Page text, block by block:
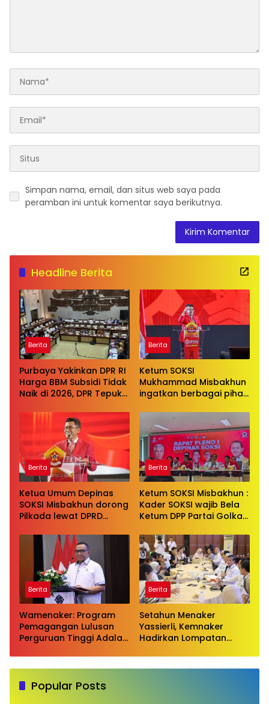
Simpan nama, email, dan situs web saya pada
peramban ini untuk komentar saya berikutnya.
Headline Berita
Berita
Purbaya Yakinkan DPR RI
Harga BBM Subsidi Tidak
Naik di 2026, DPR Tepuk
Berita
Ketum SOKSI
Mukhammad Misbakhun
ingatkan berbagai pihak
serangan bersifat
pribadi kepada Ketua
Golkar Bahlil Lahadalia
Berita
Ketua Umum Depinas
SOKSI Misbakhun dorong
Pilkada lewat DPRD
pilkada langsung
Berita
Ketum SOKSI Misbakhun :
Kader SOKSI wajib Bela
Ketum DPP Partai Golkar
Publik
Berita
Wamenaker: Program
Pemagangan Lulusan
Perguruan Tinggi Adalah
Berita
Setahun Menaker
Yassierli, Kemnaker
Hadirkan Lompatan
Popular Posts